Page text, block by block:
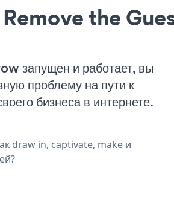
Remove the
запущен и работает, вы
проблему на пути к
бизнеса в интернете.
draw in, captivate, make и